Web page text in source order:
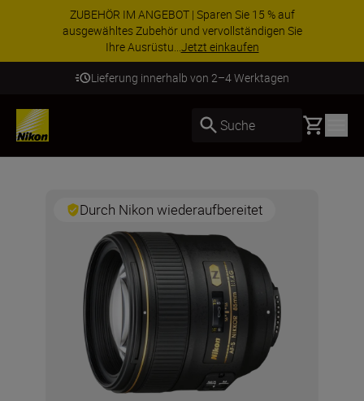
ZUBEHÖR IM ANGEBOT | Sparen Sie 15 % auf
ausgewähltes Zubehör und vervollständigen Sie
Ihre Ausrüstu...Jetzt einkaufen
Lieferung innerhalb von 2–4 Werktagen
Suche Basket
Durch Nikon wiederaufbereitet